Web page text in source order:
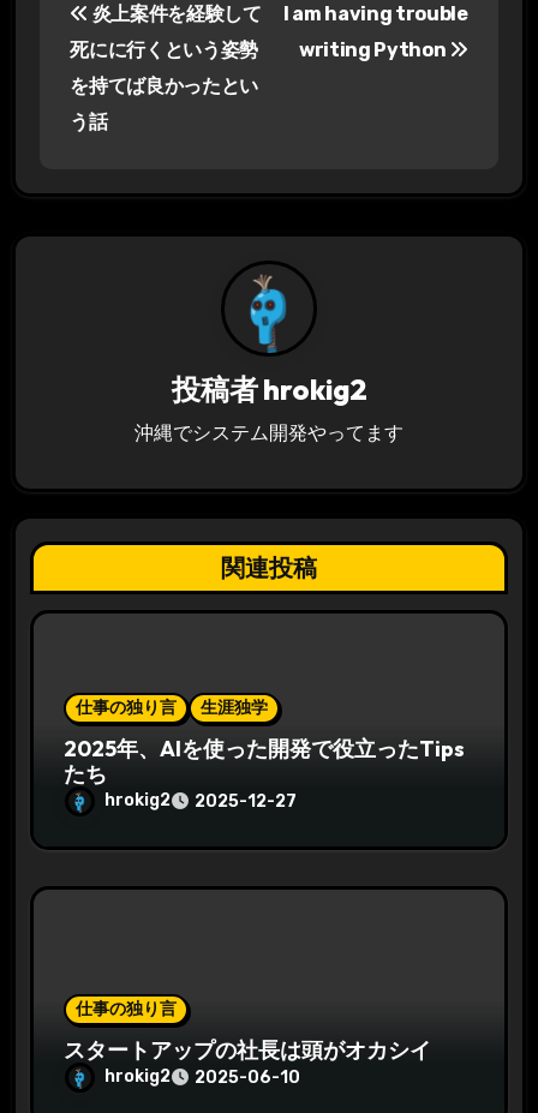
稿
ナ
ビ
ゲ
ー
炎上案件を経験して
死にに行くという姿勢
を持てば良かったとい
う話
I am having trouble
writing Python
投稿者hrokig2
沖縄でシステム開発やってます
関連投稿
仕事の独り言 生涯独学
2025年、AIを使った開発で役立ったTips
たち
hrokig2 2025-12-27
仕事の独り言
スタートアップの社長は頭がオカシイ
hrokig2 2025-06-10